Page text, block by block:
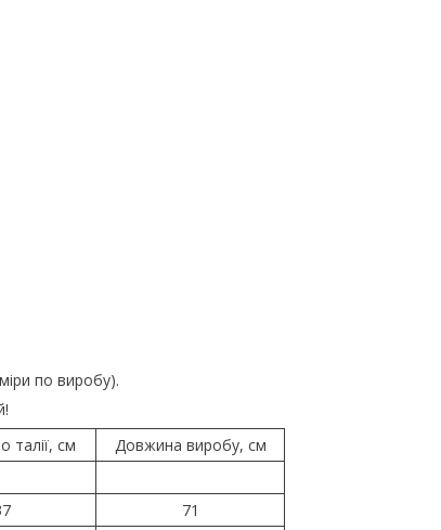
по виробу).
талії, см
Довжина виробу, см
71